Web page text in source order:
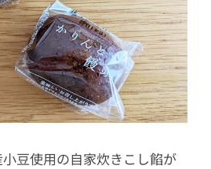
豆使用の自家炊きこし餡が